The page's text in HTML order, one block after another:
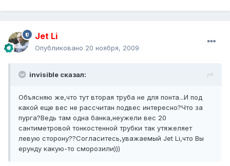
Jet Li
Опубликовано 20 ноября, 2009
invisible сказал:
Объясняю же,что тут вторая труба не для понта...И под
какой еще вес не рассчитан подвес интересно?Что за
пурга?Ведь там одна банка,неужели вес 20
сантиметровой тонкостенной трубки так утяжеляет
левую сторону??Согласитесь,уважаемый Jet Li,что Вы
ерунду какую-то сморозили)))